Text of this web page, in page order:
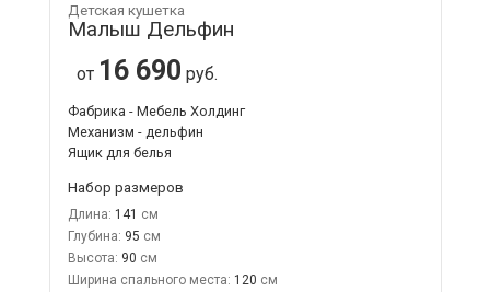
Детская кушетка
Малыш Дельфин
от 16 690 руб.
Фабрика - Мебель Холдинг
Механизм - дельфин
Ящик для белья
Набор размеров
Длина: 141
Глубина: 95
Высота: 90
Ширина спального места: 120